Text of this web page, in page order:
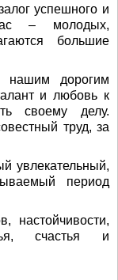
успешного и
– молодых,
большие
нашим дорогим
и любовь к
своему делу.
труд, за
увлекательный,
период
настойчивости,
счастья и